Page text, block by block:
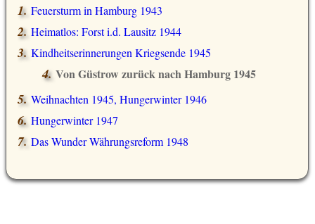
Feuersturm in Hamburg 1943
Heimatlos: Forst i.d. Lausitz 1944
Kindheitserinnerungen Kriegsende 1945
Von Güstrow zurück nach Hamburg 1945
Weihnachten 1945, Hungerwinter 1946
Hungerwinter 1947
Das Wunder Währungsreform 1948